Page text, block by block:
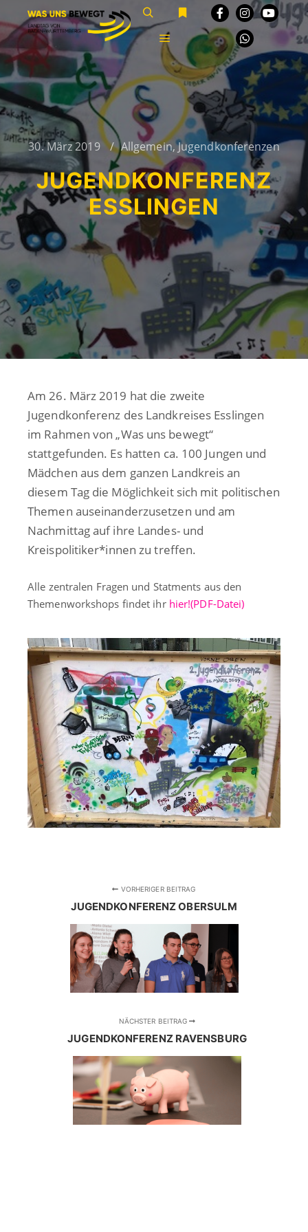
Suchen Weitere Informationen
Hauptmenü
30. März 2019 Allgemein,Jugendkonferenzen
JUGENDKONFERENZ
ESSLINGEN
Am 26. März 2019 hat die zweite
Jugendkonferenz des Landkreises Esslingen
im Rahmen von „Was uns bewegt“
stattgefunden. Es hatten ca. 100 Jungen und
Mädchen aus dem ganzen Landkreis an
diesem Tag die Möglichkeit sich mit politischen
Themen auseinanderzusetzen und am
Nachmittag auf ihre Landes- und
Kreispolitiker*innen zu treffen.
Alle zentralen Fragen und Statments aus den
Themenworkshops findet ihr hier!(PDF-Datei)
VORHERIGER BEITRAG
JUGENDKONFERENZ OBERSULM
NÄCHSTER BEITRAG
JUGENDKONFERENZ RAVENSBURG